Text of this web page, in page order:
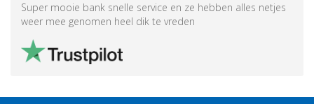
Super mooie bank snelle service en ze hebben alles netjes
weer mee genomen heel dik te vreden